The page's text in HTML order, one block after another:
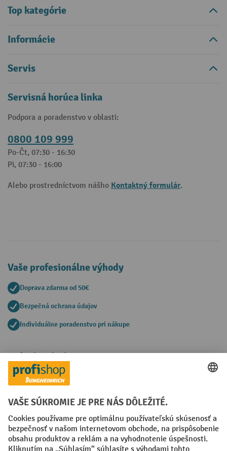
Top kategórie
Informácie
Servis
Servisná horúca linka
Podpora a poradenstvo v oblasti:
0800 109 999
Po-Čt, 07:30 - 16:30
Pi, 07:30 - 16:00
Alebo prostredníctvom nášho Kontaktný formulár.
Vaše profesionálne výhody
Doprava zdarma od 50€
Bezpečná ochrana údajov
Individuálne poradenstvo pri nákupe
Spôsoby platby
Creditcard (Master)Creditcard (Visa)
Faktúra Predplatba
Sociálne siete